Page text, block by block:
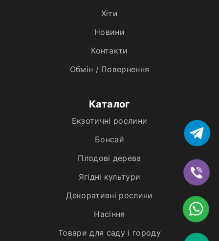
Хiти
Новини
Контакти
Обмін / Повернення
Каталог
Екзотичні рослини
Бонсай
Плодові дерева
Ягідні культури
Декоративні рослини
Насіння
Товари для саду і городу